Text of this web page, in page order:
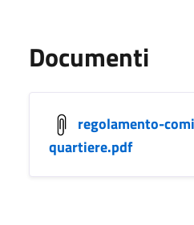
Documenti
regolamento-
quartiere.pdf